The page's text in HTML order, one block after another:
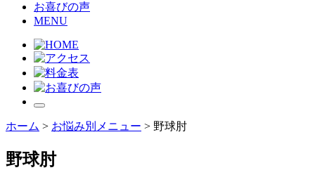
お喜びの声
MENU
ホーム > お悩み別メニュー > 野球肘
野球肘